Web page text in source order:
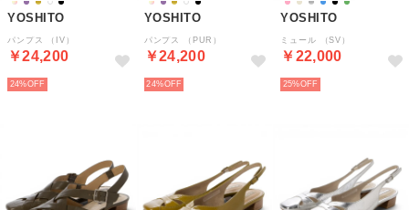
YOSHITO
パンプス （IV）
￥24,200
24%
YOSHITO
パンプス （PUR）
￥24,200
24%
YOSHITO
ミュール （SV）
￥22,000
25%